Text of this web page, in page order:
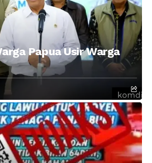
Papua Usir Warga